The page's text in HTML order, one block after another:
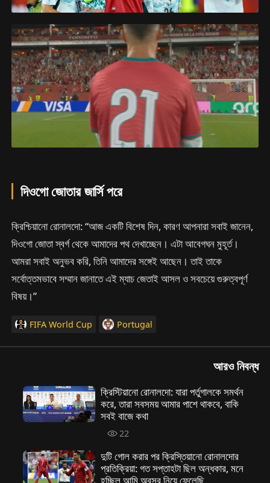
দিওগো জোতার জার্সি পরে
ক্রিশ্চিয়ানো রোনালদো: “আজ একটি বিশেষ দিন, কারণ আপনারা সবাই জানেন,
দিওগো জোতা স্বর্গ থেকে আমাদের পথ দেখাচ্ছেন। এটা আবেগঘন মুহূর্ত।
আমরা সবাই অনুভব করি, তিনি আমাদের সঙ্গেই আছেন। তাই তাকে
সর্বোত্তমভাবে সম্মান জানাতে এই ম্যাচ জেতাই আসল ও সবচেয়ে গুরুত্বপূর্ণ
বিষয়।”
FIFA World Cup Portugal
আরও নিবন্ধ
ক্রিস্টিয়ানো রোনালদো: যারা পর্তুগালকে সমর্থন
করে, তারা সবসময় আমার পাশে থাকবে, বাকি
সবই বাজে কথা
22
দুটি গোল করার পর ক্রিস্তিয়ানো রোনালদোর
প্রতিক্রিয়া: গত সপ্তাহটা ছিল অন্ধকার, মনে